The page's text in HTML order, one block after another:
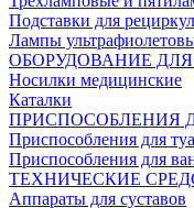
Подставки для
Лампы
ОБОРУДОВАНИЕ
Носилки медицинские
Каталки
ПРИСПОСОБЛЕНИЯ
Приспособления для
Приспособления для
ТЕХНИЧЕСКИЕ
Аппараты для суставов